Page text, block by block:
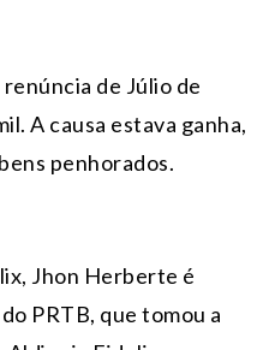
de Júlio de
A causa estava ganha,
penhorados.
Jhon Herberte é
PRTB, que tomou a